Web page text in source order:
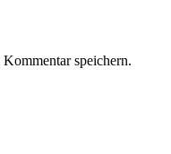
speichern.